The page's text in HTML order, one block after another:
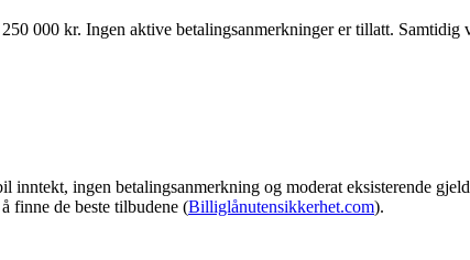
000 kr. Ingen aktive betalingsanmerkninger er tillatt. Samtidig
ingen betalingsanmerkning og moderat eksisterende
finne de beste tilbudene (Billiglånutensikkerhet.com).